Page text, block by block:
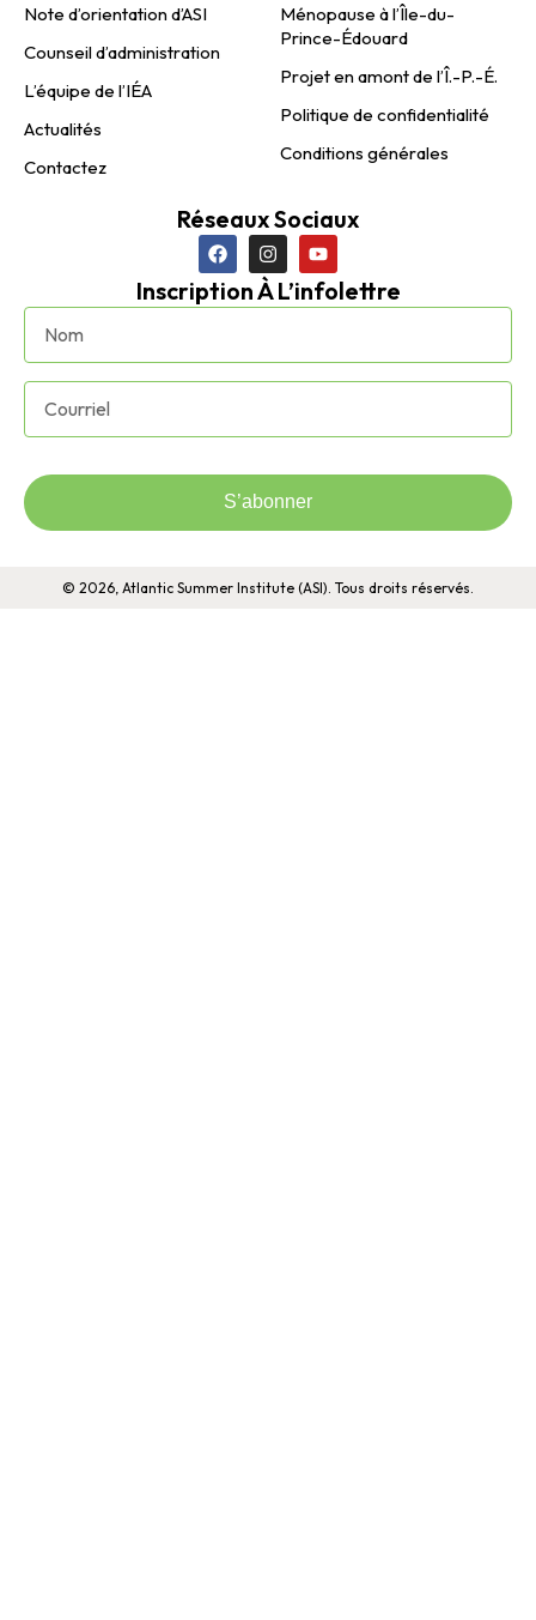
Note d’orientation d’ASI
Counseil d’administration
L’équipe de l’IÉA
Actualités
Contactez
Ménopause à l’Île-du-
Prince-Édouard
Projet en amont de l’Î.-P.-É.
Politique de confidentialité
Conditions générales
Réseaux Sociaux
Inscription À L’infolettre
S’abonner
© 2026, Atlantic Summer Institute (ASI). Tous droits réservés.